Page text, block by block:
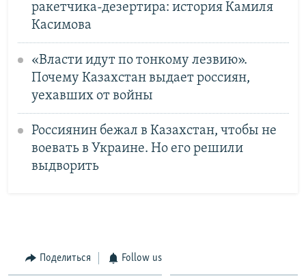
ракетчика-дезертира: история Камиля
Касимова
«Власти идут по тонкому лезвию».
Почему Казахстан выдает россиян,
уехавших от войны
Россиянин бежал в Казахстан, чтобы не
воевать в Украине. Но его решили
выдворить
Поделиться Follow us